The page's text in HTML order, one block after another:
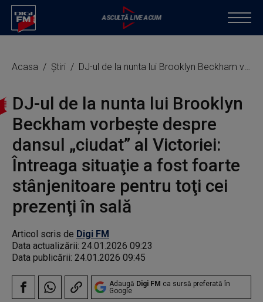
Acasa Știri DJ-ul de la nunta lui Brooklyn Beckham vorbeşte despre dansul „ciudat” al Victoriei: Întreaga situaţie a fost foarte stânjenitoare pentru toţi cei prezenţi în sală
DJ-ul de la nunta lui Brooklyn
Beckham vorbeşte despre
dansul „ciudat” al Victoriei:
Întreaga situaţie a fost foarte
stânjenitoare pentru toţi cei
prezenţi în sală
Articol scris de Digi FM
Data actualizării: 24.01.2026 09:23
Data publicării: 24.01.2026 09:45
Adaugă Digi FM ca sursă preferată în
Google